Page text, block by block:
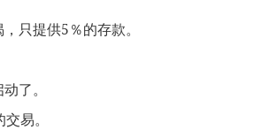
只提供5％的存款。
了。
易。